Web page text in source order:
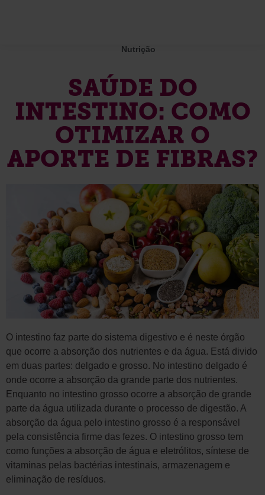
Nutrição
SAÚDE DO
INTESTINO: COMO
OTIMIZAR O
APORTE DE FIBRAS?
O intestino faz parte do sistema digestivo e é neste órgão
que ocorre a absorção dos nutrientes e da água. Está divido
em duas partes: delgado e grosso. No intestino delgado é
onde ocorre a absorção da grande parte dos nutrientes.
Enquanto no intestino grosso ocorre a absorção de grande
parte da água utilizada durante o processo de digestão. A
absorção da água pelo intestino grosso é a responsável
pela consistência firme das fezes. O intestino grosso tem
como funções a absorção de água e eletrólitos, síntese de
vitaminas pelas bactérias intestinais, armazenagem e
eliminação de resíduos.